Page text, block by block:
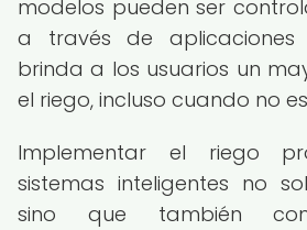
modelos pueden ser
a través de aplicaciones
brinda a los usuarios un
el riego, incluso cuando no
Implementar el riego
sistemas inteligentes no
sino que también